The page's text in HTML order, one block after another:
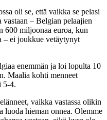
oli se, että vaikka se pelasi
vastaan – Belgian pelaajien
600 miljoonaa euroa, kun
– ei joukkue vetäytynyt
enemmän ja loi lopulta 10
Maalia kohti menneet
5-4.
vaikka vastassa olikin
luoda hieman onnea. Olemme